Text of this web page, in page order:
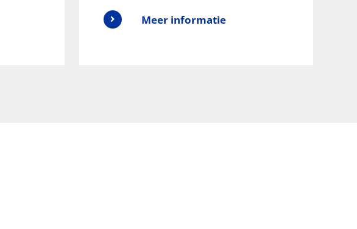
Meer informatie